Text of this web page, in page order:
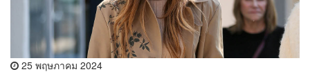
25 พฤษภาคม 2024